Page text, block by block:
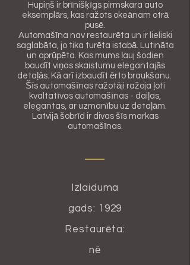
Hupiņš ir brīnišķīgs pirmskara auto
eksemplārs, kas ražots okeānam otrā
pusē.
Automašīna nav restaurēta un ir lieliski
saglabāta, jo tika turēta istabā. Lutināta
un aprūpēta. Kas mums ļauj šodien
baudīt viņas skaistumu elegantajās
detaļās. Kā arī izbaudīt ērto braukšanu.
Šīs automašīnas ražotāji ražoja ļoti
kvaltatīvas automašīnas - daiļas,
elegantas, ar uzmanību uz detaļām.
Latvijā šobrīd ir divas šīs markas
automašīnas.
Izlaiduma
gads: 1929
Restaurēta:
nē